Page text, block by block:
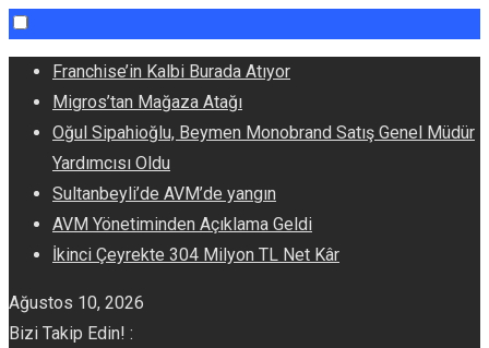
Skip
content
Franchise’in Kalbi Burada Atıyor
Migros’tan Mağaza Atağı
Oğul Sipahioğlu, Beymen Monobrand Satış Genel Müdür
Yardımcısı Oldu
Sultanbeyli’de AVM’de yangın
AVM Yönetiminden Açıklama Geldi
İkinci Çeyrekte 304 Milyon TL Net Kâr
Ağustos 10, 2026
Bizi Takip Edin! :